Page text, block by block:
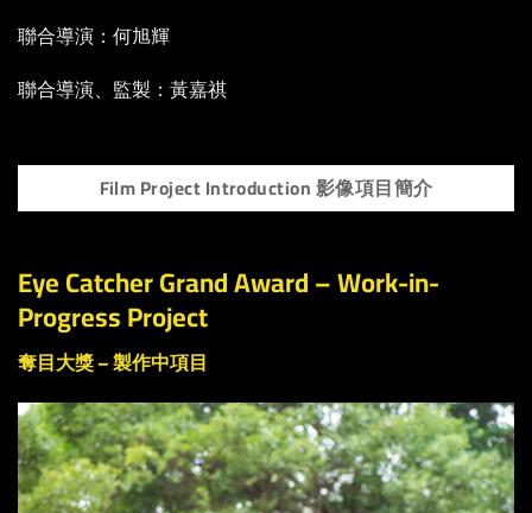
聯合導演：何旭輝
聯合導演、監製：黃嘉祺
Film Project Introduction 影像項目簡介
Eye Catcher Grand Award –Work-in-
Progress Project
奪目大獎 – 製作中項目